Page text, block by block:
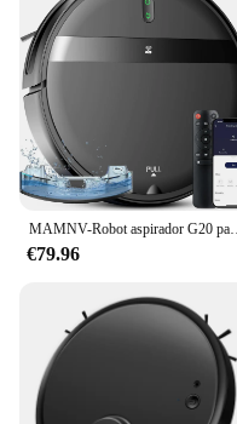
€79.96